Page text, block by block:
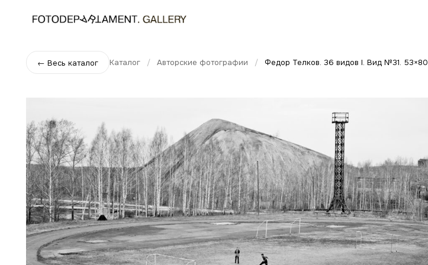
← Весь каталог Каталог / Авторские фотографии / Федор Телков. 36 видов I. Вид №31. 53×80